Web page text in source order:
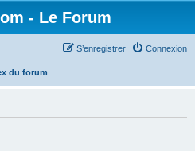
- Le Forum
Connexion
S’enregistrer
du forum